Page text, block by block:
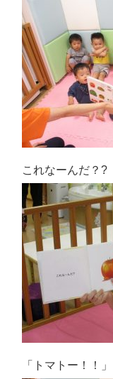
これなーんだ？?
「トマトー！！」